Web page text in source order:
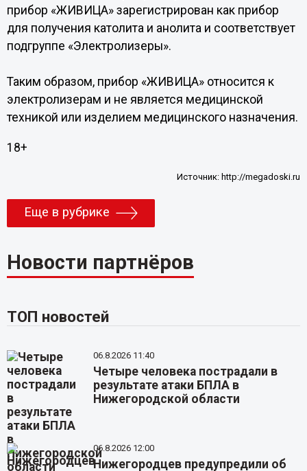
прибор «ЖИВИЦА» зарегистрирован как прибор
для получения католита и анолита и соответствует
подгруппе «Электролизеры».
Таким образом, прибор «ЖИВИЦА» относится к
электролизерам и не является медицинской
техникой или изделием медицинского назначения.
18+
Источник: http://megadoski.ru
Еще в рубрике
Новости партнёров
ТОП новостей
06.8.2026 11:40
Четыре человека пострадали в
результате атаки БПЛА в
Нижегородской области
06.8.2026 12:00
Нижегородцев предупредили об